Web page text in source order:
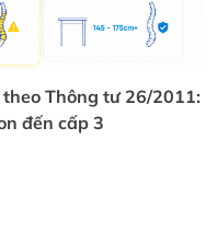
Thông tư 26/2011:
đến cấp 3